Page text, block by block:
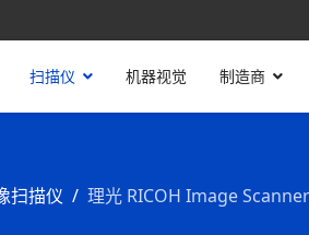
扫描仪 机器视觉 制造商
扫描仪 理光 RICOH Image